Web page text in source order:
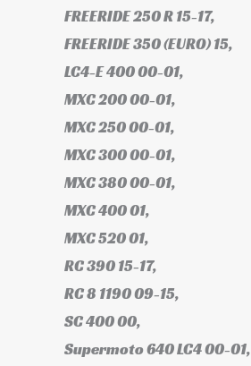
FREERIDE 250 R 15-17,
FREERIDE 350 (EURO) 15,
LC4-E 400 00-01,
MXC 200 00-01,
MXC 250 00-01,
MXC 300 00-01,
MXC 380 00-01,
MXC 400 01,
MXC 520 01,
RC 390 15-17,
RC 8 1190 09-15,
SC 400 00,
Supermoto 640 LC4 00-01,